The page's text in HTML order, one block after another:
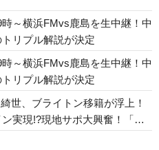
～横浜FMvs鹿島を生中継！中
リプル解説が決定
～横浜FMvs鹿島を生中継！中
リプル解説が決定
世、ブライトン移籍が浮上！
実現!?現地サポ大興奮！「勘